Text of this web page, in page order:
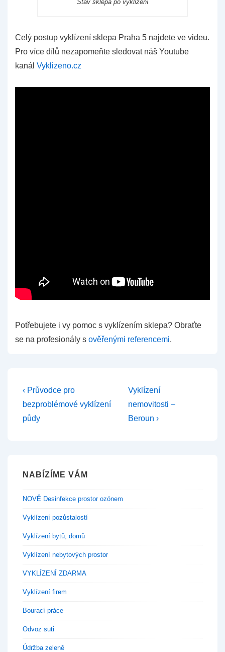
Stav sklepa po vyklizení
Celý postup vyklízení sklepa Praha 5 najdete ve videu.
Pro více dílů nezapomeňte sledovat náš Youtube
kanál Vyklizeno.cz
Potřebujete i vy pomoc s vyklízením sklepa? Obraťte
se na profesionály s ověřenými referencemi.
Navigace
pro
příspěvek
Předchozí
příspěvek
je
‹ Průvodce pro
bezproblémové vyklízení
půdy
Další
příspěvek
je
Vyklízení
nemovitosti –
Beroun ›
NABÍZÍME VÁM
NOVĚ Desinfekce prostor ozónem
Vyklízení pozůstalostí
Vyklízení bytů, domů
Vyklízení nebytových prostor
VYKLÍZENÍ ZDARMA
Vyklízení firem
Bourací práce
Odvoz suti
Údržba zeleně